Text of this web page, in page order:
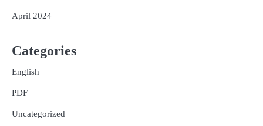
April 2024
Categories
English
PDF
Uncategorized